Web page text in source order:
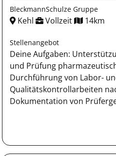
BleckmannSchulze Gruppe
Kehl Vollzeit 14km
Stellenangebot
Deine Aufgaben:
und Prüfung
Durchführung von Labor-
Qualitätskontrollarbeiten
Dokumentation von